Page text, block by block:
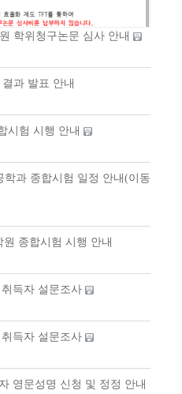
학위청구논문 심사 안내
과 발표 안내
시험 시행 안내
학과 종합시험 일정 안내(이동
종합시험 시행 안내
득자 설문조사
득자 설문조사
영문성명 신청 및 정정 안내